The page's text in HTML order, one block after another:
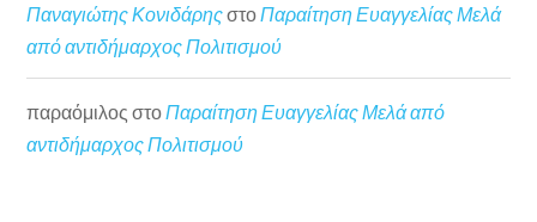
Παναγιώτης Κονιδάρηςστο Παραίτηση Ευαγγελίας Μελά
από αντιδήμαρχος Πολιτισμού
παραόμιλος στοΠαραίτηση Ευαγγελίας Μελά από
αντιδήμαρχος Πολιτισμού